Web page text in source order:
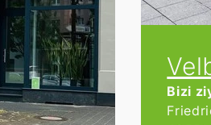
Bizi